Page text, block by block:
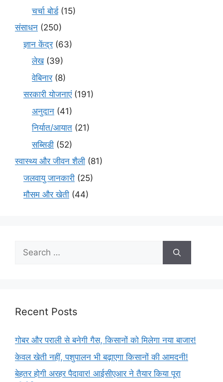
चर्चा बोर्ड(15)
संसाधन (250)
ज्ञान केंद्र(63)
लेख(39)
वेबिनार(8)
सरकारी योजनाएं(191)
अनुदान (41)
निर्यात/आयात (21)
सब्सिडी (52)
स्वास्थ्य और जीवन शैली (81)
जलवायु जानकारी (25)
मौसम और खेती (44)
Recent Posts
गोबर और पराली से बनेगी गैस, किसानों को मिलेगा नया बाजार!
केवल खेती नहीं, पशुपालन भी बढ़ाएगा किसानों की आमदनी!
बेहतर होगी अरहर पैदावार! आईसीएआर ने तैयार किया पूरा